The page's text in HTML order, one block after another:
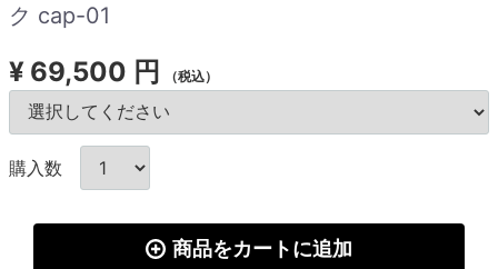
ク cap-01
¥ 69,500 円 （税込）
購入数
商品をカートに追加